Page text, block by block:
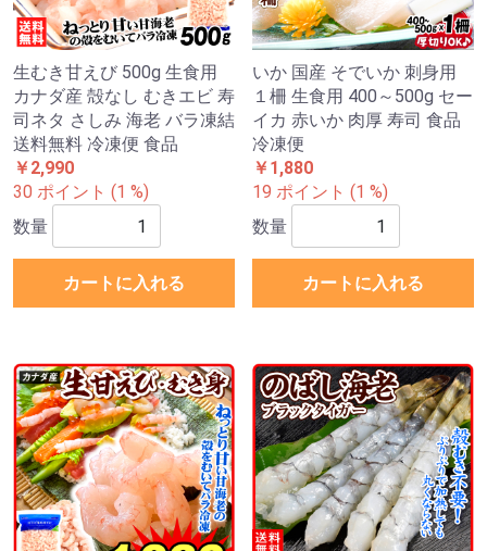
生むき甘えび 500g 生食用
カナダ産 殻なし むきエビ 寿
司ネタ さしみ 海老 バラ凍結
送料無料 冷凍便 食品
￥2,990
30 ポイント (1 %)
数量
カートに入れる
いか 国産 そでいか 刺身用
１柵 生食用 400～500g セー
イカ 赤いか 肉厚 寿司 食品
冷凍便
￥1,880
19 ポイント (1 %)
数量
カートに入れる